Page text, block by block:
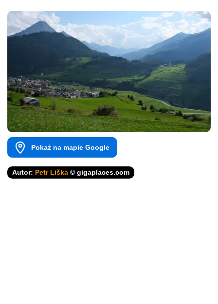
Pokaż na mapie Google
Autor: Petr Liška © gigaplaces.com